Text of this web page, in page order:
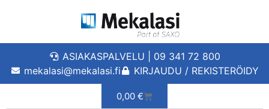
ASIAKASPALVELU | 09 341 72 800
mekalasi@mekalasi.fi
KIRJAUDU / REKISTERÖIDY
0,00 €